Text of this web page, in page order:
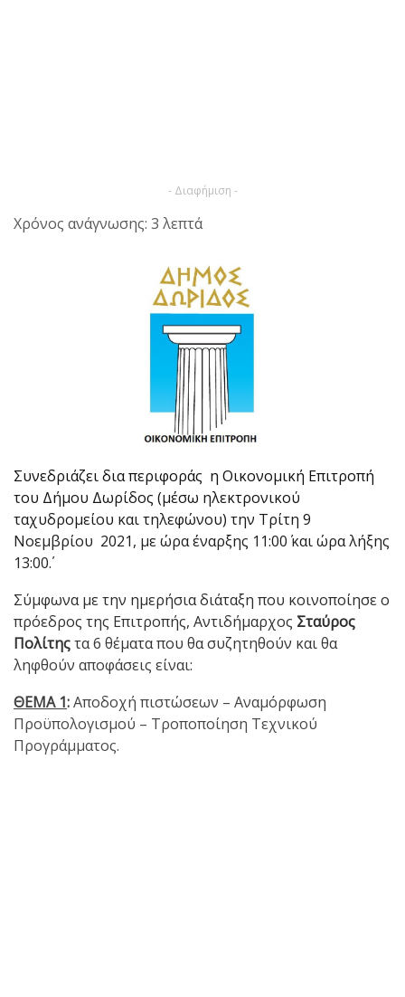
- Διαφήμιση -
Χρόνος ανάγνωσης: 3 λεπτά
Συνεδριάζει δια περιφοράς η Οικονομική Επιτροπή
του Δήμου Δωρίδος (μέσω ηλεκτρονικού
ταχυδρομείου και τηλεφώνου) την Τρίτη 9
Νοεμβρίου 2021, με ώρα έναρξης 11:00΄ και ώρα λήξης
13:00΄.
Σύμφωνα με την ημερήσια διάταξη που κοινοποίησε ο
πρόεδρος της Επιτροπής, Αντιδήμαρχος Σταύρος
Πολίτηςτα 6 θέματα που θα συζητηθούν και θα
ληφθούν αποφάσεις είναι:
ΘΕΜΑ 1:Αποδοχή πιστώσεων – Αναμόρφωση
Προϋπολογισμού – Τροποποίηση Τεχνικού
Προγράμματος.